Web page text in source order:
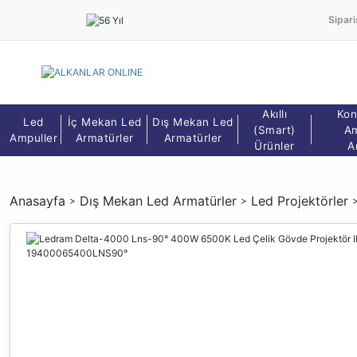
Led
Ampuller
İç Mekan Led
Armatürler
Dış Mekan Led
Armatürler
Akıllı
(Smart)
Ürünler
Anasayfa Dış Mekan Led Armatürler Led Projektörler